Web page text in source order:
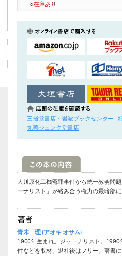
○在庫あり
三省堂書店・岩波ブックセンター
丸善ジュンク堂書店
大川原化工機冤罪事件から統一教会問
ーナリスト」が絡み合う権力の最暗部
青木 理 (アオキ オサム)
1966年生まれ。ジャーナリスト。
件などを取材。退社後はフリー。著書